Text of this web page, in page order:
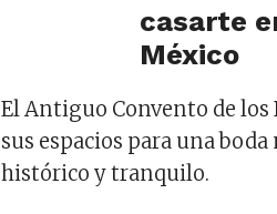
El Antiguo Convento de
sus espacios para una
histórico y tranquilo.